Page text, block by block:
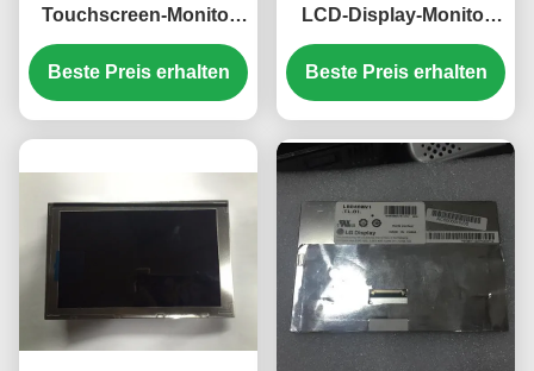
Touchscreen-Monitor
15,6 Zoll 1920x1080
Pixel 500cd/m² Helligkeit
EV156FHM-N10
Beste Preis erhalten
LCD-Display-Monitor
mit 480*480 Pixeln und
450cd/m2 Helligkeit
PD050OX1
Beste Preis erhalten